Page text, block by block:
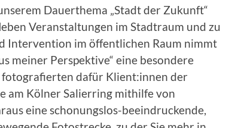
Dauerthema „Stadt der Zukunft“
Veranstaltungen im Stadtraum und zu
Intervention im öffentlichen Raum nimmt
meiner Perspektive“ eine besondere
fotografierten dafür Klient:innen der
am Kölner Salierring mithilfe von
eine schonungslos-beeindruckende,